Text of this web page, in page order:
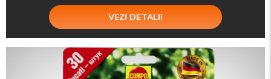
VEZI DETALII